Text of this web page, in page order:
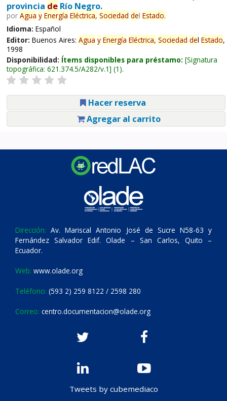
provincia deRío Negro.
por Agua y Energía Eléctrica, Sociedad del Estado.
Idioma: Español
Editor: Buenos Aires: Agua y Energía Eléctrica, Sociedad del Estado,
1998
Disponibilidad: Ítems disponibles para préstamo: Signatura
topográfica: 621.374.5/A282/v.1 (1).
Hacer reserva
Agregar al carrito
Dirección: Av. Mariscal Antonio José de Sucre N58-63 y
Fernández Salvador Edif. Olade – San Carlos, Quito –
Ecuador.
Web: www.olade.org
Teléfono: (593 2) 259 8122 / 2598 280
Correo: centro.documentacion@olade.org
Tweets by cubemediaco